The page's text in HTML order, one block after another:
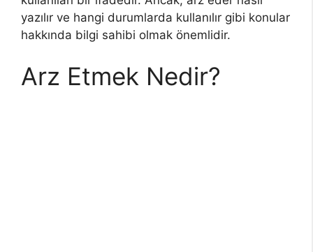
yazılır ve hangi durumlarda kullanılır gibi konular
hakkında bilgi sahibi olmak önemlidir.
Arz Etmek Nedir?